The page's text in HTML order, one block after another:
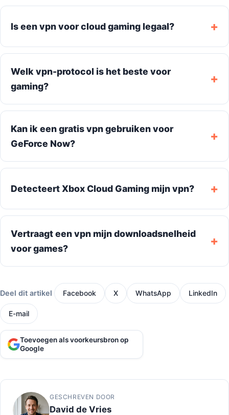
Is een vpn voor cloud gaming legaal?
Welk vpn-protocol is het beste voor
gaming?
Kan ik een gratis vpn gebruiken voor
GeForce Now?
Detecteert Xbox Cloud Gaming mijn vpn?
Vertraagt een vpn mijn downloadsnelheid
voor games?
Deel dit artikel Facebook X WhatsApp LinkedIn
E-mail
Toevoegen als voorkeursbron op
Google
GESCHREVEN DOOR
David de Vries